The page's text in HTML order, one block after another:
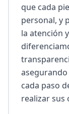
que cada
personal, y
la atención
cada paso
realizar sus